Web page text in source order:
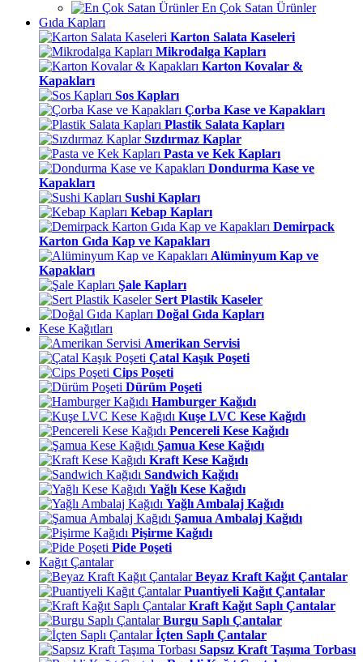
En Çok Satan Ürünler
Gıda Kapları
Karton Salata Kaseleri
Mikrodalga Kapları
Karton Kovalar &
Kapakları
Sos Kapları
Çorba Kase ve Kapakları
Plastik Salata Kapları
Sızdırmaz Kaplar
Pasta ve Kek Kapları
Dondurma Kase ve
Kapakları
Sushi Kapları
Kebap Kapları
Demirpack
Karton Gıda Kap ve Kapakları
Alüminyum Kap ve
Kapakları
Şale Kapları
Sert Plastik Kaseler
Doğal Gıda Kapları
Kese Kağıtları
Amerikan Servisi
Çatal Kaşık Poşeti
Cips Poşeti
Dürüm Poşeti
Hamburger Kağıdı
Kuşe LVC Kese Kağıdı
Pencereli Kese Kağıdı
Şamua Kese Kağıdı
Kraft Kese Kağıdı
Sandwich Kağıdı
Yağlı Kese Kağıdı
Yağlı Ambalaj Kağıdı
Şamua Ambalaj Kağıdı
Pişirme Kağıdı
Pide Poşeti
Kağıt Çantalar
Beyaz Kraft Kağıt Çantalar
Puantiyeli Kağıt Çantalar
Kraft Kağıt Saplı Çantalar
Burgu Saplı Çantalar
İçten Saplı Çantalar
Sapsız Kraft Taşıma Torbası